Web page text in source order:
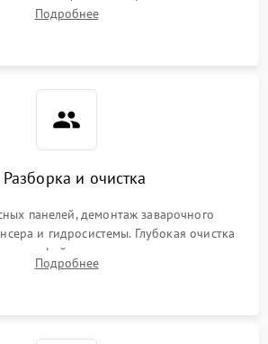
и давления воды для выявления
Подробнее
Разборка и очистка
панелей, демонтаж заварочного
и гидросистемы. Глубокая очистка
от кофейных масел, жмыха и накипи.
каналов и фильтров с использованием
Подробнее